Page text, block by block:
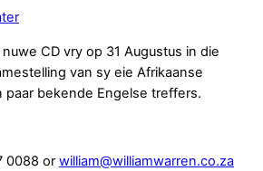
CD vry op 31 Augustus in die
van sy eie Afrikaanse
paar bekende Engelse treffers.
0088 or william@williamwarren.co.za